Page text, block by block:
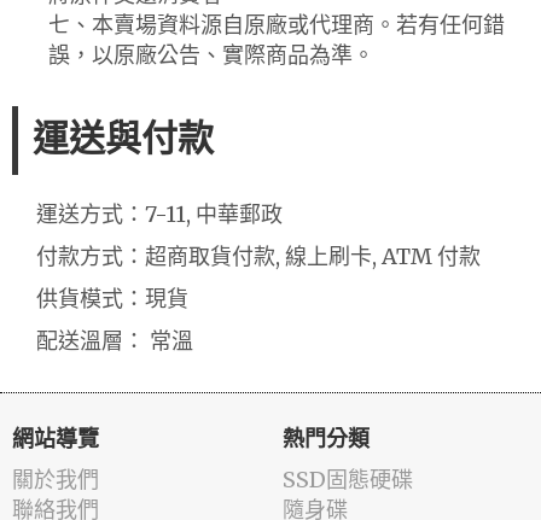
七、本賣場資料源自原廠或代理商。若有任何錯
誤，以原廠公告、實際商品為準。
運送與付款
運送方式：7-11, 中華郵政
付款方式：超商取貨付款, 線上刷卡, ATM 付款
供貨模式：現貨
配送溫層： 常溫
網站導覽
關於我們
聯絡我們
熱門分類
SSD固態硬碟
隨身碟